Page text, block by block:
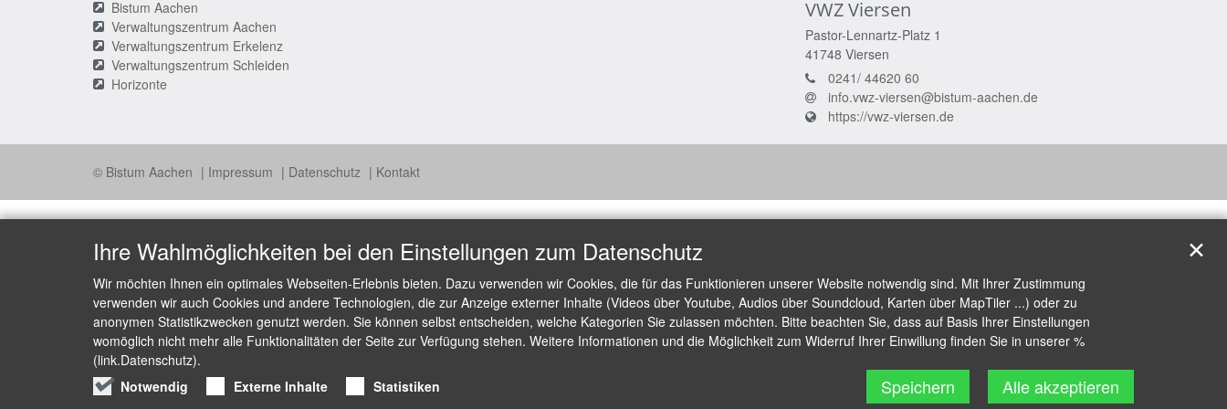
Bistum Aachen
Verwaltungszentrum Aachen
Verwaltungszentrum Erkelenz
Verwaltungszentrum Schleiden
Horizonte
VWZ Viersen
Pastor-Lennartz-Platz 1
41748 Viersen
0241/ 44620 60
info.vwz-viersen@bistum-aachen.de
https://vwz-viersen.de
© Bistum Aachen Impressum Datenschutz Kontakt
Ihre Wahlmöglichkeiten bei den Einstellungen zum Datenschutz
Wir möchten Ihnen ein optimales Webseiten-Erlebnis bieten. Dazu verwenden wir Cookies, die für das Funktionieren unserer Website notwendig sind. Mit Ihrer Zustimmung
verwenden wir auch Cookies und andere Technologien, die zur Anzeige externer Inhalte (Videos über Youtube, Audios über Soundcloud, Karten über MapTiler ...) oder zu
anonymen Statistikzwecken genutzt werden. Sie können selbst entscheiden, welche Kategorien Sie zulassen möchten. Bitte beachten Sie, dass auf Basis Ihrer Einstellungen
womöglich nicht mehr alle Funktionalitäten der Seite zur Verfügung stehen. Weitere Informationen und die Möglichkeit zum Widerruf Ihrer Einwillung finden Sie in unserer %
(link.Datenschutz).
Notwendig
Externe Inhalte Statistiken Speichern Alle akzeptieren
✕